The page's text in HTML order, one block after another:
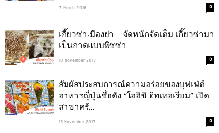
7 March 2018 0
เกี๊ยวซ่าเมืองย่า – จัดหนักจัดเต็ม เกี๊ยวซ่ามา
เป็นถาดแบบพิซซ่า
18 November 2017 0
สัมผัสประสบการณ์ความอร่อยของบุฟเฟ่ต์
อาหารญี่ปุ่นชื่อดัง “โออิชิ อีทเทอเรียม” เปิด
สาขาครั...
15 November 2017 0